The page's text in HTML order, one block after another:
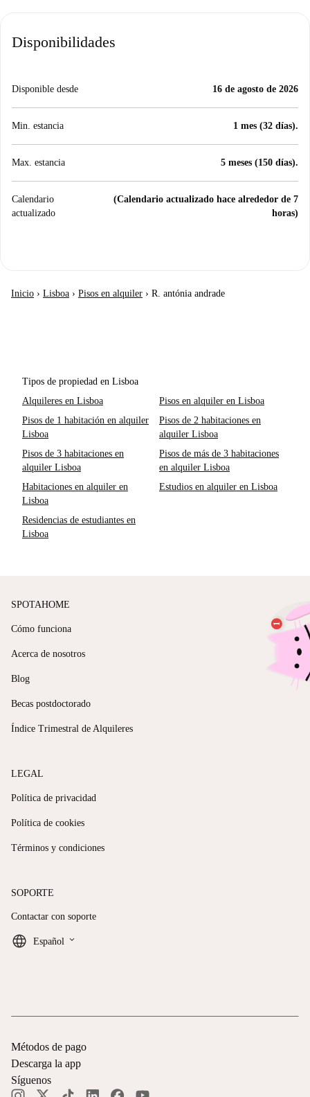
Disponibilidades
Disponible desde 16 de agosto de 2026
Min. estancia 1 mes (32 días).
Max. estancia 5 meses (150 días).
Calendario
actualizado
(Calendario actualizado hace alrededor de 7
horas)
Inicio › Lisboa › Pisos en alquiler › R. antónia andrade
Tipos de propiedad en Lisboa
Alquileres en Lisboa
Pisos en alquiler en Lisboa
Pisos de 1 habitación en alquiler
Lisboa
Pisos de 2 habitaciones en
alquiler Lisboa
Pisos de 3 habitaciones en
alquiler Lisboa
Pisos de más de 3 habitaciones
en alquiler Lisboa
Habitaciones en alquiler en
Lisboa
Estudios en alquiler en Lisboa
Residencias de estudiantes en
Lisboa
SPOTAHOME
Cómo funciona
Acerca de nosotros
Blog
Becas postdoctorado
Índice Trimestral de Alquileres
LEGAL
Política de privacidad
Política de cookies
Términos y condiciones
SOPORTE
Contactar con soporte
Español keyboard_arrow_down
Métodos de pago
Descarga la app
Síguenos